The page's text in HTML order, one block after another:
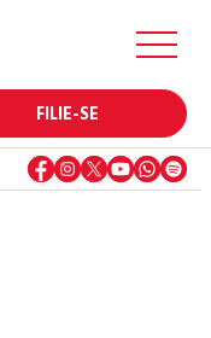
FILIE-SE